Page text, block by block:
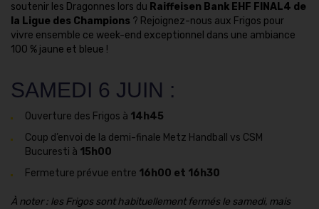
soutenir les Dragonnes lors du Raiffeisen Bank EHF FINAL4 de
la Ligue des Champions ? Rejoignez-nous aux Frigos pour
vivre ensemble ce week-end exceptionnel dans une ambiance
100 % jaune et bleue !
SAMEDI 6 JUIN :
Ouverture des Frigos à 14h45
Coup d’envoi de la demi-finale Metz Handball vs CSM
Bucuresti à 15h00
Fermeture prévue entre 16h00 et 16h30
À noter : les Frigos sont habituellement fermés le samedi, mais